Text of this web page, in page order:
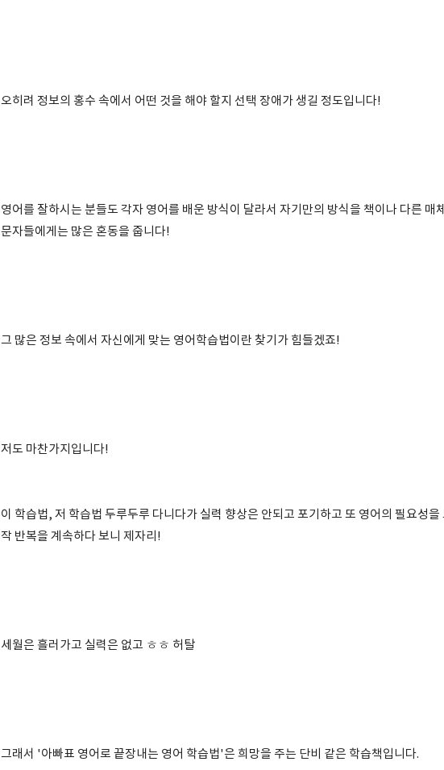
오히려 정보의 홍수 속에서 어떤 것을 해야 할지 선택 장애가 생길 정도입니다!
영어를 잘하시는 분들도 각자 영어를 배운 방식이 달라서 자기만의 방식을 책이나 다른 매
문자들에게는 많은 혼동을 줍니다!
그 많은 정보 속에서 자신에게 맞는 영어학습법이란 찾기가 힘들겠죠!
저도 마찬가지입니다!
이 학습법, 저 학습법 두루두루 다니다가 실력 향상은 안되고 포기하고 또 영어의 필요성을
작 반복을 계속하다 보니 제자리!
세월은 흘러가고 실력은 없고 ㅎㅎ 허탈
그래서 '아빠표 영어로 끝장내는 영어 학습법'은 희망을 주는 단비 같은 학습책입니다.